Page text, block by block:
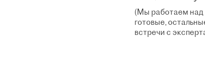
(Мы работаем над
готовые,
встречи с